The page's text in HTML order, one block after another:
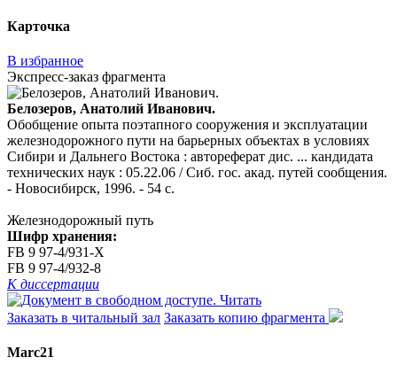
Карточка
В избранное
Экспресс-заказ фрагмента
Белозеров, Анатолий Иванович.
Обобщение опыта поэтапного сооружения и эксплуатации
железнодорожного пути на барьерных объектах в условиях
Сибири и Дальнего Востока : автореферат дис. ... кандидата
технических наук : 05.22.06 / Сиб. гос. акад. путей сообщения.
- Новосибирск, 1996. - 54 с.
Железнодорожный путь
Шифр хранения:
FB 9 97-4/931-X
FB 9 97-4/932-8
К диссертации
Читать
Заказать в читальный зал Заказать копию фрагмента
Marc21